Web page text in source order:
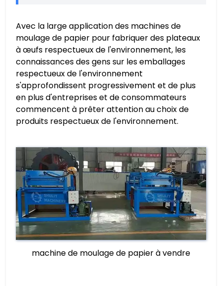
Avec la large application des machines de
moulage de papier pour fabriquer des plateaux
à œufs respectueux de l'environnement, les
connaissances des gens sur les emballages
respectueux de l'environnement
s'approfondissent progressivement et de plus
en plus d'entreprises et de consommateurs
commencent à prêter attention au choix de
produits respectueux de l'environnement.
machine de moulage de papier à vendre